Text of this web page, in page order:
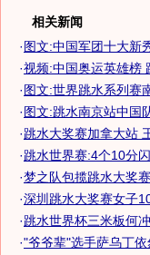
相关新闻
·图文:中国军团十大
·视频:中国奥运英雄榜
·图文:世界跳水系列赛
·图文:跳水南京站中国
·跳水大奖赛加拿大站
·跳水世界赛:4个10分
·梦之队包揽跳水大奖
·深圳跳水大奖赛女子
·跳水世界杯三米板何
·"爷爷辈"选手萨乌丁